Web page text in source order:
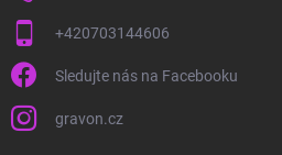
+420703144606
Sledujte nás na Facebooku
gravon.cz